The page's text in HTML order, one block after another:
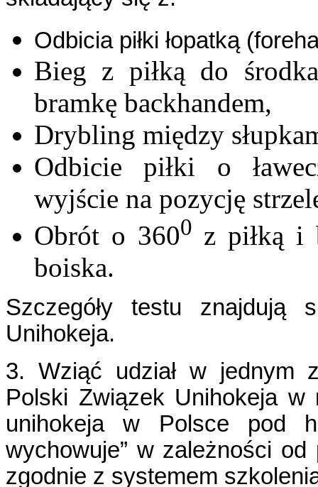
Odbicia piłki łopatką
Bieg z piłką do
bramkę backhandem,
Drybling między
Odbicie piłki o
wyjście na pozycję
Obrót o 3600 z piłką i
boiska.
Szczegóły testu znajdują
Unihokeja.
3. Wziąć udział w jednym
Polski Związek Unihokeja w
unihokeja w Polsce pod
wychowuje” w zależności
zgodnie z systemem